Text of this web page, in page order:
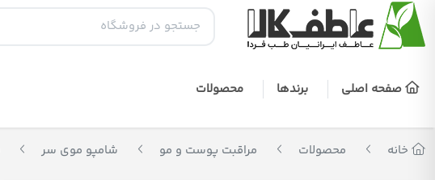
صفحه اصلی برندها محصولات
خانه محصولات مراقبت پوست و مو شامپو موی سر